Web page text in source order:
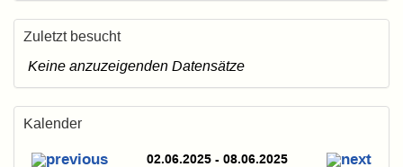
Zuletzt besucht
Keine anzuzeigenden Datensätze
Kalender
02.06.2025 - 08.06.2025